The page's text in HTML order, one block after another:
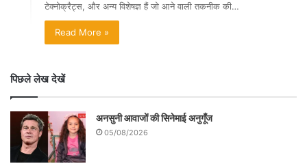
टेक्नोक्रैट्स, और अन्य विशेषज्ञ हैं जो आने वाली तकनीक की…
Read More »
पिछले लेख देखें
अनसुनी आवाजों की सिनेमाई अनुगूँज
05/08/2026